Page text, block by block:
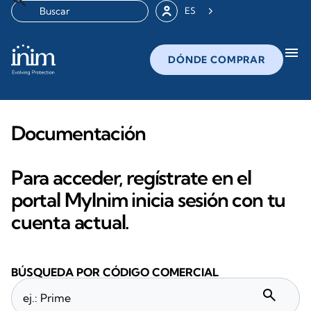
ES
DÓNDE COMPRAR menu
Documentación
Para acceder, regístrate en el
portal MyInim inicia sesión con tu
cuenta actual.
BÚSQUEDA POR CÓDIGO COMERCIAL
search